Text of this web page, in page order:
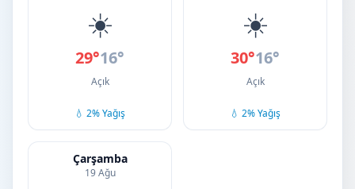
☀️
29°16°
Açık
💧 2% Yağış
☀️
30°16°
Açık
💧 2% Yağış
Çarşamba
19 Ağu